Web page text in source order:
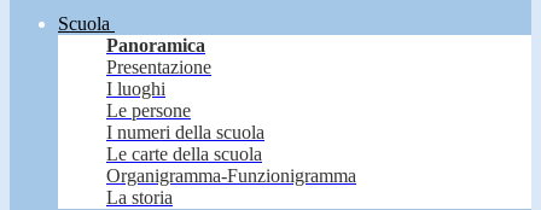
Scuola
Panoramica
Presentazione
I luoghi
Le persone
I numeri della scuola
Le carte della scuola
Organigramma-Funzionigramma
La storia